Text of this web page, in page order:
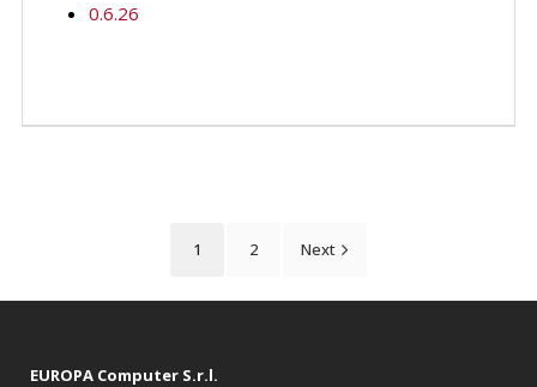
0.6.26
1 2 Next
EUROPA Computer S.r.l.